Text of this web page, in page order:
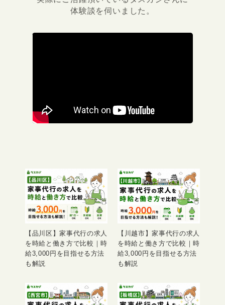
体験談を伺いました。
【品川区】家事代行の求人
を時給と働き方で比較｜時
給3,000円を目指せる方法
も解説
【川越市】家事代行の求人
を時給と働き方で比較｜時
給3,000円を目指せる方法
も解説